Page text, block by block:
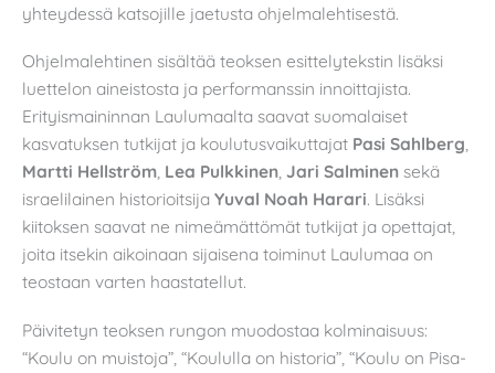
yhteydessä katsojille jaetusta ohjelmalehtisestä.
Ohjelmalehtinen sisältää teoksen esittelytekstin lisäksi
luettelon aineistosta ja performanssin innoittajista.
Erityismaininnan Laulumaalta saavat suomalaiset
kasvatuksen tutkijat ja koulutusvaikuttajat Pasi Sahlberg,
Martti Hellström, Lea Pulkkinen, Jari Salminen sekä
israelilainen historioitsija Yuval Noah Harari. Lisäksi
kiitoksen saavat ne nimeämättömät tutkijat ja opettajat,
joita itsekin aikoinaan sijaisena toiminut Laulumaa on
teostaan varten haastatellut.
Päivitetyn teoksen rungon muodostaa kolminaisuus:
“Koulu on muistoja”, “Koululla on historia”, “Koulu on Pisa-